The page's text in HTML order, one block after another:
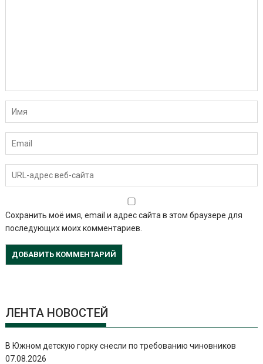
Сохранить моё имя, email и адрес сайта в этом браузере для
последующих моих комментариев.
ЛЕНТА НОВОСТЕЙ
В Южном детскую горку снесли по требованию чиновников
07.08.2026